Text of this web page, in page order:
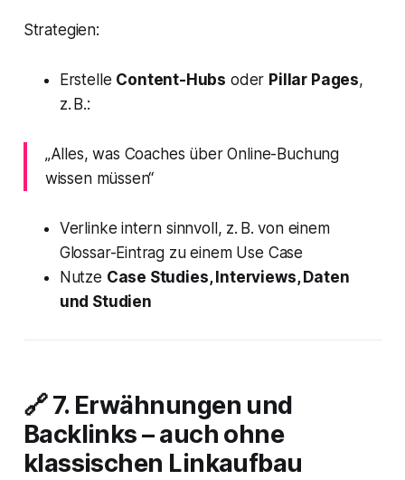
Strategien:
Erstelle Content-Hubs oder Pillar Pages,
z. B.:
„Alles, was Coaches über Online-Buchung
wissen müssen“
Verlinke intern sinnvoll, z. B. von einem
Glossar-Eintrag zu einem Use Case
Nutze Case Studies, Interviews, Daten
und Studien
🔗 7. Erwähnungen und
Backlinks – auch ohne
klassischen Linkaufbau